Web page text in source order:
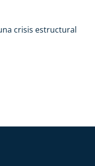
crisis estructural